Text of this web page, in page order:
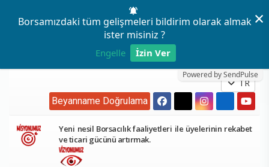
Borsamızdaki tüm gelişmeleri bildirim olarak almak
ister misiniz ?
Engelle İzin Ver
Powered by SendPulse
×
TR
Beyanname Doğrulama
Yeni nesil Borsacılık faaliyetleri ile üyelerinin rekabet
ve ticari gücünü artırmak.